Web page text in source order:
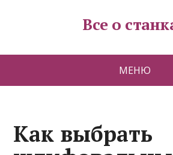
Все о
МЕНЮ
Как выбрать